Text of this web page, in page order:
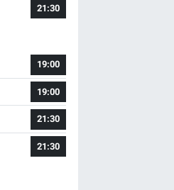
21:30
19:00
19:00
21:30
21:30